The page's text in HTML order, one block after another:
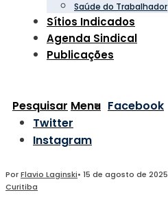
Saúde do Trabalhador
Sítios Indicados
Agenda Sindical
Publicações
Pesquisar Menu Facebook
Twitter
Instagram
PorFlavio Laginski• 15 de agosto de 2025
Curitiba